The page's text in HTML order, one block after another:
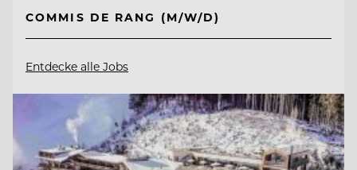
COMMIS DE RANG (M/W/D)
Entdecke alle Jobs